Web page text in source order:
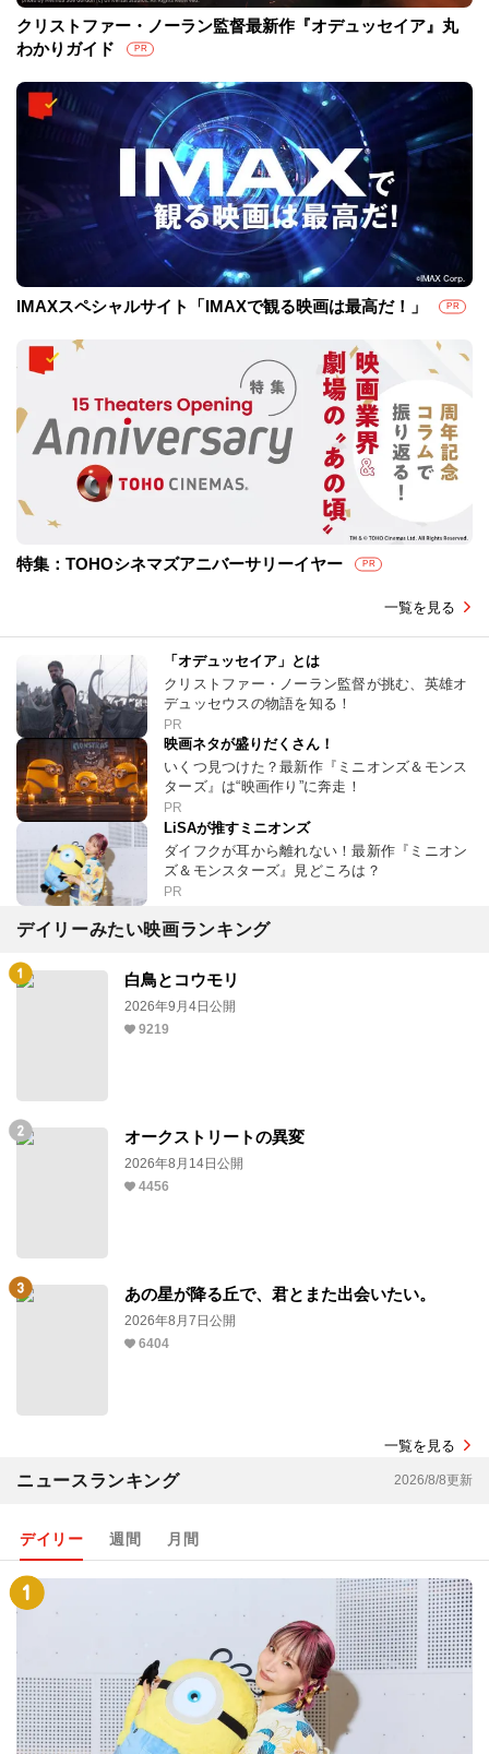
クリストファー・ノーラン監督最新作『オデュッセイア』丸
わかりガイド
PR
IMAXスペシャルサイト「IMAXで観る映画は最高だ！」 PR
特集：TOHOシネマズアニバーサリーイヤー PR
一覧を見る
「オデュッセイア」とは
クリストファー・ノーラン監督が挑む、英雄オ
デュッセウスの物語を知る！
PR
映画ネタが盛りだくさん！
いくつ見つけた？最新作『ミニオンズ＆モンス
ターズ』は“映画作り”に奔走！
PR
LiSAが推すミニオンズ
ダイフクが耳から離れない！最新作『ミニオン
ズ＆モンスターズ』見どころは？
PR
デイリーみたい映画ランキング
白鳥とコウモリ
2026年9月4日公開
9219
オークストリートの異変
2026年8月14日公開
4456
あの星が降る丘で、君とまた出会いたい。
2026年8月7日公開
6404
一覧を見る
ニュースランキング 2026/8/8更新
デイリー 週間 月間